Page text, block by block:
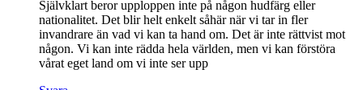
Självklart beror upploppen inte på någon hudfärg eller
nationalitet. Det blir helt enkelt såhär när vi tar in fler
invandrare än vad vi kan ta hand om. Det är inte rättvist mot
någon. Vi kan inte rädda hela världen, men vi kan förstöra
vårat eget land om vi inte ser upp